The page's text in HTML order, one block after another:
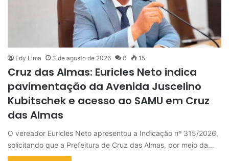
Edy Lima 3 de agosto de 2026 0 15
Cruz das Almas: Euricles Neto indica
pavimentação da Avenida Juscelino
Kubitschek e acesso ao SAMU em Cruz
das Almas
O vereador Euricles Neto apresentou a Indicação nº 315/2026,
solicitando que a Prefeitura de Cruz das Almas, por meio da…